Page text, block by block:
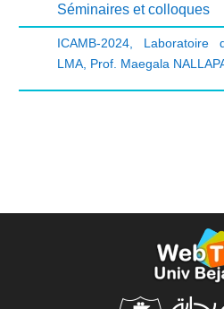
Séminaires et colloques
ICAMB-2024, Laboratoire
LMA, Prof. Maegala